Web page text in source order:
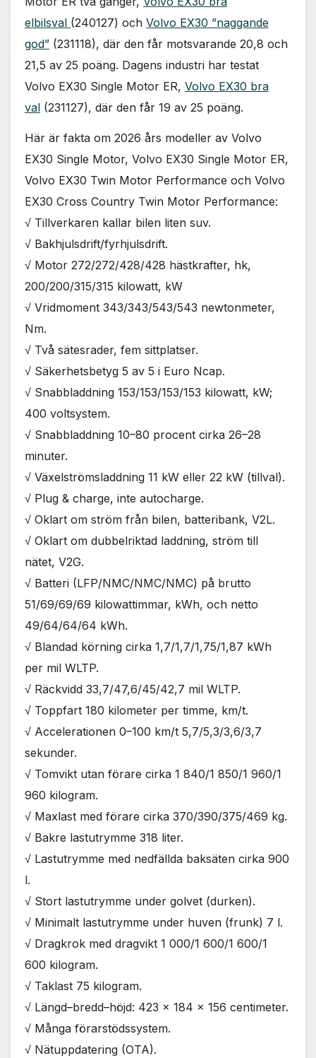
elbilsval (240127) och Volvo EX30 ”naggande
god” (231118), där den får motsvarande 20,8 och
21,5 av 25 poäng. Dagens industri har testat
Volvo EX30 Single Motor ER, Volvo EX30 bra
val (231127), där den får 19 av 25 poäng.
Här är fakta om 2026 års modeller av Volvo
EX30 Single Motor, Volvo EX30 Single Motor ER,
Volvo EX30 Twin Motor Performance och Volvo
EX30 Cross Country Twin Motor Performance:
√ Tillverkaren kallar bilen liten suv.
√ Bakhjulsdrift/fyrhjulsdrift.
√ Motor 272/272/428/428 hästkrafter, hk,
200/200/315/315 kilowatt, kW
√ Vridmoment 343/343/543/543 newtonmeter,
Nm.
√ Två sätesrader, fem sittplatser.
√ Säkerhetsbetyg 5 av 5 i Euro Ncap.
√ Snabbladdning 153/153/153/153 kilowatt, kW;
400 voltsystem.
√ Snabbladdning 10–80 procent cirka 26–28
minuter.
√ Växelströmsladdning 11 kW eller 22 kW (tillval).
√ Plug & charge, inte autocharge.
√ Oklart om ström från bilen, batteribank, V2L.
√ Oklart om dubbelriktad laddning, ström till
nätet, V2G.
√ Batteri (LFP/NMC/NMC/NMC) på brutto
51/69/69/69 kilowattimmar, kWh, och netto
49/64/64/64 kWh.
√ Blandad körning cirka 1,7/1,7/1,75/1,87 kWh
per mil WLTP.
√ Räckvidd 33,7/47,6/45/42,7 mil WLTP.
√ Toppfart 180 kilometer per timme, km/t.
√ Accelerationen 0–100 km/t 5,7/5,3/3,6/3,7
sekunder.
√ Tomvikt utan förare cirka 1 840/1 850/1 960/1
960 kilogram.
√ Maxlast med förare cirka 370/390/375/469 kg.
√ Bakre lastutrymme 318 liter.
√ Lastutrymme med nedfällda baksäten cirka 900
l.
√ Stort lastutrymme under golvet (durken).
√ Minimalt lastutrymme under huven (frunk) 7 l.
√ Dragkrok med dragvikt 1 000/1 600/1 600/1
600 kilogram.
√ Taklast 75 kilogram.
√ Längd–bredd–höjd: 423 x 184 x 156 centimeter.
√ Många förarstödssystem.
√ Nätuppdatering (OTA).